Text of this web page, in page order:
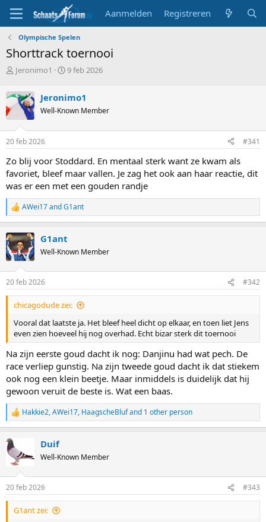
Aanmelden Registreren
Olympische Spelen
Shorttrack toernooi
T
p
i
s
t
a
t
e
r
Jeronimo1
S
r
t
a
m
9 feb 2026
Jeronimo1
Well-Known Member
20 feb 2026 #341
Zo blij voor Stoddard. En mentaal sterk want ze kwam als
favoriet, bleef maar vallen. Je zag het ook aan haar reactie, dit
was er een met een gouden randje
R
e
c
t
i
s
:
AWei17andG1ant
G1ant
Well-Known Member
20 feb 2026 #342
chicagodude zei:
Vooral dat laatste ja. Het bleef heel dicht op elkaar, en toen liet Jens
even zien hoeveel hij nog overhad. Echt bizar sterk dit toernooi
Na zijn eerste goud dacht ik nog: Danjinu had wat pech. De
race verliep gunstig. Na zijn tweede goud dacht ik dat stiekem
ook nog een klein beetje. Maar inmiddels is duidelijk dat hij
gewoon veruit de beste is. Wat een baas.
R
e
c
t
i
s
:
Hakkie2,AWei17, HaagscheBlufand 1 other person
Duif
Well-Known Member
20 feb 2026 #343
G1ant zei: